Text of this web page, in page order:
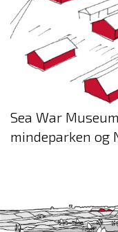
Sea War
mindeparken og